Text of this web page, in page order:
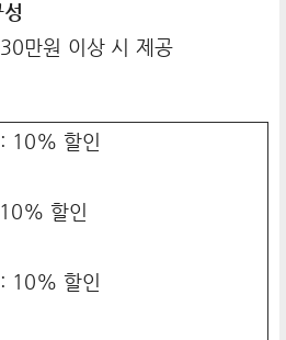
만원 이상 시 제공
10% 할인
할인
10% 할인